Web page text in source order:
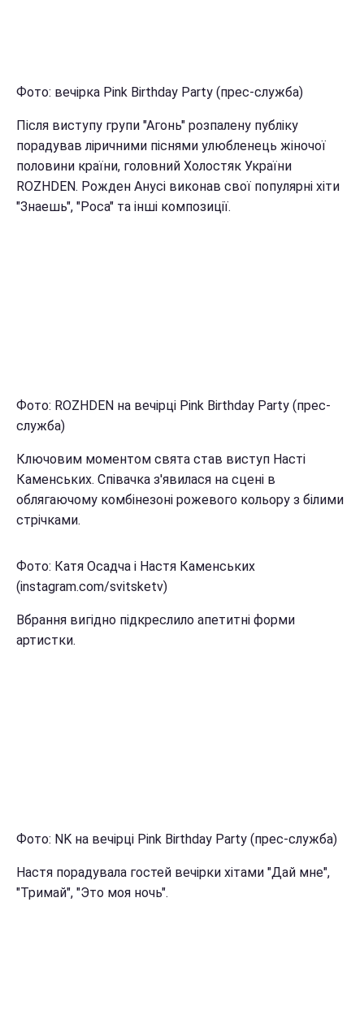
Фото: вечірка Pink Birthday Party (прес-служба)
Після виступу групи "Агонь" розпалену публіку
порадував ліричними піснями улюбленець жіночої
половини країни, головний Холостяк України
ROZHDEN. Рожден Анусі виконав свої популярні хіти
"Знаешь", "Роса" та інші композиції.
Фото: ROZHDEN на вечірці Pink Birthday Party (прес-
служба)
Ключовим моментом свята став виступ Насті
Каменських. Співачка з'явилася на сцені в
облягаючому комбінезоні рожевого кольору з білими
стрічками.
Фото: Катя Осадча і Настя Каменських
(instagram.com/svitsketv)
Вбрання вигідно підкреслило апетитні форми
артистки.
Фото: NK на вечірці Pink Birthday Party (прес-служба)
Настя порадувала гостей вечірки хітами "Дай мне",
"Тримай", "Это моя ночь".